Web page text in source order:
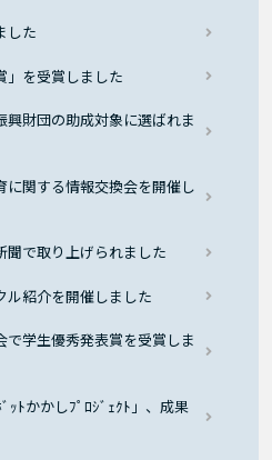
した
」を受賞しました
財団の助成対象に選ばれま
関する情報交換会を開催し
聞で取り上げられました
ル紹介を開催しました
学生優秀発表賞を受賞しま
ｯﾄかかしﾌﾟﾛｼﾞｪｸﾄ」、成果